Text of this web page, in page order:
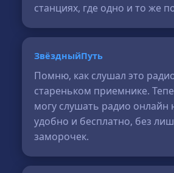
станциях, где одно и то же
ЗвёздныйПуть
Помню, как слушал это
стареньком приемнике.
могу слушать радио онлайн
удобно и бесплатно, без
заморочек.